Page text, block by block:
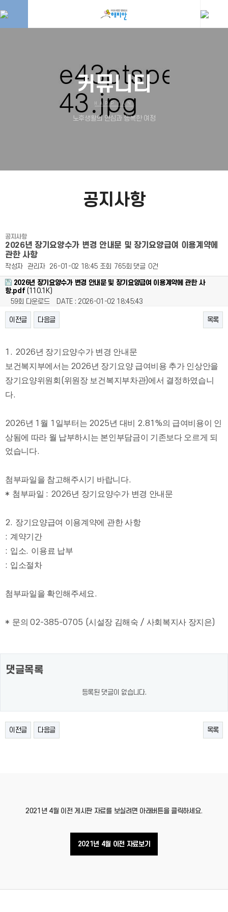
커뮤니티
HAPPYAN
노후생활의 안심과 행복한 여정
공지사항
공지사항
2026년 장기요양수가 변경 안내문 및 장기요양급여 이용계약에
관한 사항
작성자 관리자 26-01-02 18:45 조회 765회 댓글 0건
2026년 장기요양수가 변경 안내문 및 장기요양급여 이용계약에 관한 사
항.pdf (110.1K)
59회 다운로드
DATE : 2026-01-02 18:45:43
이전글 다음글 목록
본문
1. 2026년 장기요양수가 변경 안내문
보건복지부에서는 2026년 장기요양 급여비용 추가 인상안을
장기요양위원회 (위원장 보건복지부차관)에서 결정하였습니
다.
2026년 1 월 1 일부터는 2025년 대비 2.81%의 급여비용이 인
상됨에 따라 월 납부하시는 본인부담금이 기존보다 오르게 되
었습니다.
첨부파일을 참고해주시기 바랍니다.
* 첨부파일 : 2026년 장기요양수가 변경 안내문
2. 장기요양급여 이용계약에 관한 사항
: 계약기간
: 입소. 이용료 납부
: 입소절차
첨부파일을 확인해주세요.
* 문의02-385-0705 (시설장 김해숙 / 사회복지사 장지은)
댓글목록
등록된 댓글이 없습니다.
이전글 다음글 목록
2021년 4월 이전 게시판 자료를 보실려면 아래버튼을 클릭하세요.
2021년 4월 이전 자료보기